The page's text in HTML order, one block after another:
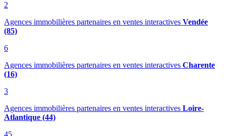
2
Agences immobilières partenaires en ventes interactives Vendée
(85)
6
Agences immobilières partenaires en ventes interactives Charente
(16)
3
Agences immobilières partenaires en ventes interactives Loire-
Atlantique (44)